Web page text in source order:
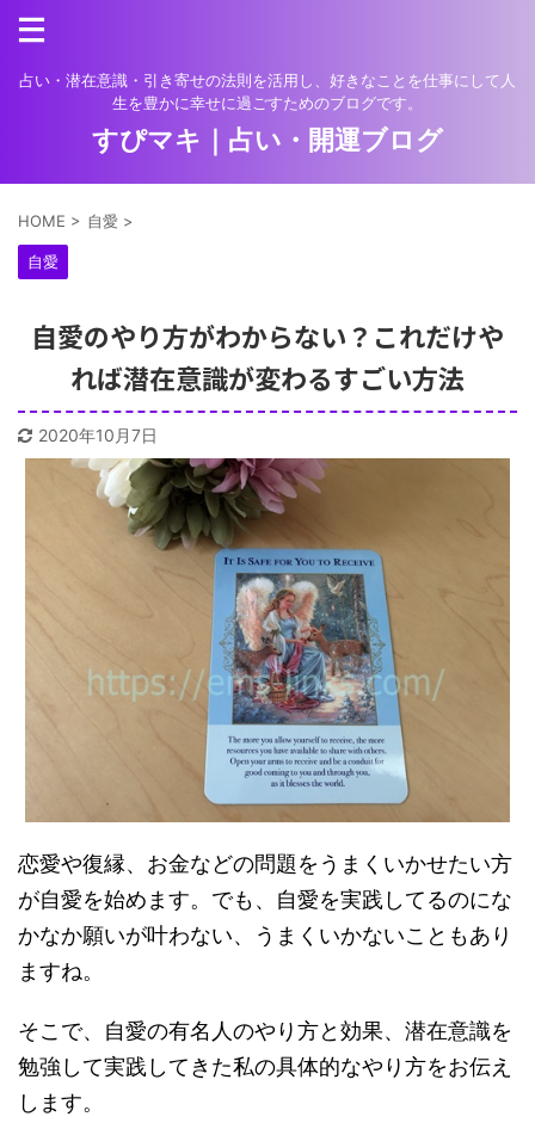
占い・潜在意識・引き寄せの法則を活用し、好きなことを仕事にして人
生を豊かに幸せに過ごすためのブログです。
すぴマキ｜占い・開運ブログ
HOME > 自愛 >
自愛
自愛のやり方がわからない？これだけや
れば潜在意識が変わるすごい方法
2020年10月7日
恋愛や復縁、お金などの問題をうまくいかせたい方
が自愛を始めます。でも、自愛を実践してるのにな
かなか願いが叶わない、うまくいかないこともあり
ますね。
そこで、自愛の有名人のやり方と効果、潜在意識を
勉強して実践してきた私の具体的なやり方をお伝え
します。